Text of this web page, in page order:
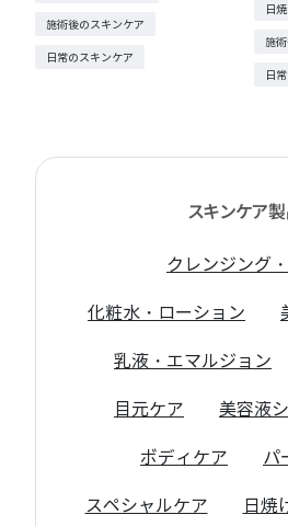
施術後のスキンケア
日常のスキンケア
日
施
日
スキンケア
クレンジング
化粧水・ローション
乳液・エマルジョン
目元ケア 美容液
ボディケア パ
スペシャルケア 日焼